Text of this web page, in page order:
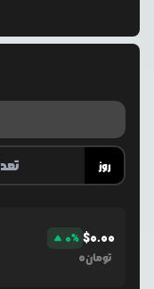
روز
0% $0.00
0تومان